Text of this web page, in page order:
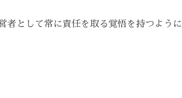
者として常に責任を取る覚悟を持つように